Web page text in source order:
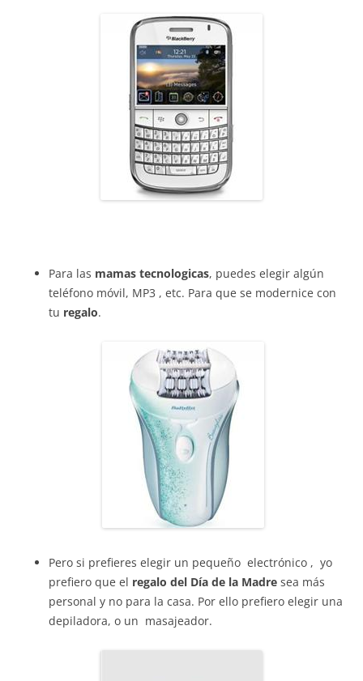
Para las mamas tecnologicas, puedes elegir algún
teléfono móvil, MP3 , etc. Para que se modernice con
tu regalo.
Pero si prefieres elegir un pequeño electrónico , yo
prefiero que el regalo del Día de la Madre sea más
personal y no para la casa. Por ello prefiero elegir una
depiladora, o un masajeador.